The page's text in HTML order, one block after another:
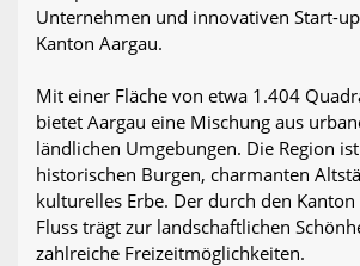
Unternehmen und innovativen Start-
Kanton Aargau.
Mit einer Fläche von etwa 1.404
bietet Aargau eine Mischung aus
ländlichen Umgebungen. Die Region
historischen Burgen, charmanten
kulturelles Erbe. Der durch den
Fluss trägt zur landschaftlichen
zahlreiche Freizeitmöglichkeiten.